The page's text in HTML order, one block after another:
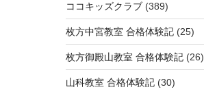
ココキッズクラブ(389)
枚方中宮教室 合格体験記(25)
枚方御殿山教室 合格体験記(26)
山科教室 合格体験記(30)